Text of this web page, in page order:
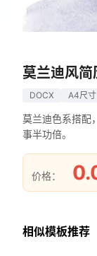
莫兰迪风
DOCX A4尺寸
莫兰迪色系搭配
事半功倍。
价格：
相似模板推荐